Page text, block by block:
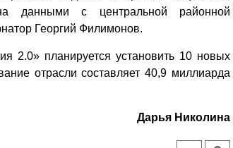
данными с центральной районной
Георгий Филимонов.
2.0» планируется установить 10 новых
отрасли составляет 40,9 миллиарда
Дарья Николина